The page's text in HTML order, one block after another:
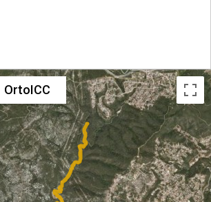
OrtoICC